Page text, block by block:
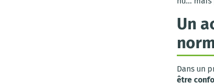
Un
Dans un
être